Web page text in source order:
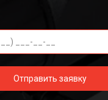
Отправить заявку